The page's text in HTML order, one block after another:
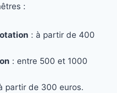
:
: à partir de 400
: entre 500 et 1000
partir de 300 euros.